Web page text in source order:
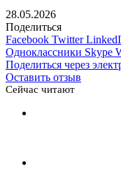
28.05.2026
Поделиться
Facebook Twitter
Одноклассники Skype
Поделиться через
Оставить отзыв
Сейчас читают